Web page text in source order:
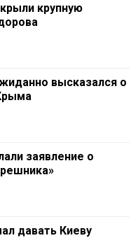
крупную
высказался о
заявление о
давать Киеву